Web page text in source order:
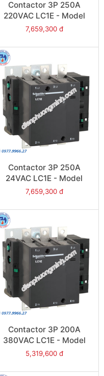
Contactor 3P 250A
220VAC LC1E - Model
LC1E250M6
7,659,300 đ
Contactor 3P 250A
24VAC LC1E - Model
LC1E250B6
7,659,300 đ
Contactor 3P 200A
380VAC LC1E - Model
LC1E200Q6
5,319,600 đ